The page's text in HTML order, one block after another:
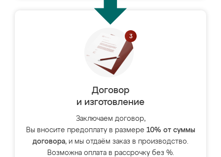
Договор
и изготовление
Заключаем договор,
Вы вносите предоплату в размере 10% от суммы
договора, и мы отдаём заказ в производство.
Возможна оплата в рассрочку без %.